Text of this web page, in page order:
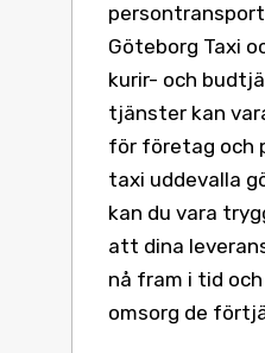
Göteborg Taxi
kurir- och
tjänster kan
för företag och
taxi uddevalla
kan du vara
att dina
nå fram i tid
omsorg de